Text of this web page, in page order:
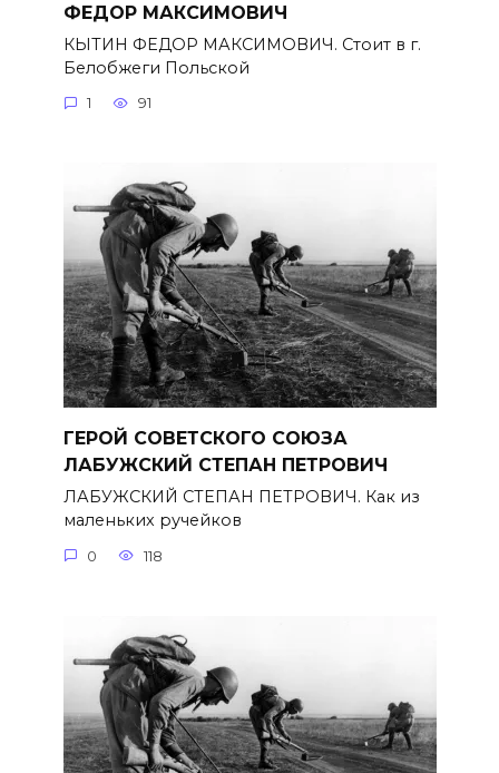
ФЕДОР МАКСИМОВИЧ
КЫТИН ФЕДОР МАКСИМОВИЧ. Стоит в г.
Белобжеги Польской
1 91
ГЕРОЙ СОВЕТСКОГО СОЮЗА
ЛАБУЖСКИЙ СТЕПАН ПЕТРОВИЧ
ЛАБУЖСКИЙ СТЕПАН ПЕТРОВИЧ. Как из
маленьких ручейков
0 118